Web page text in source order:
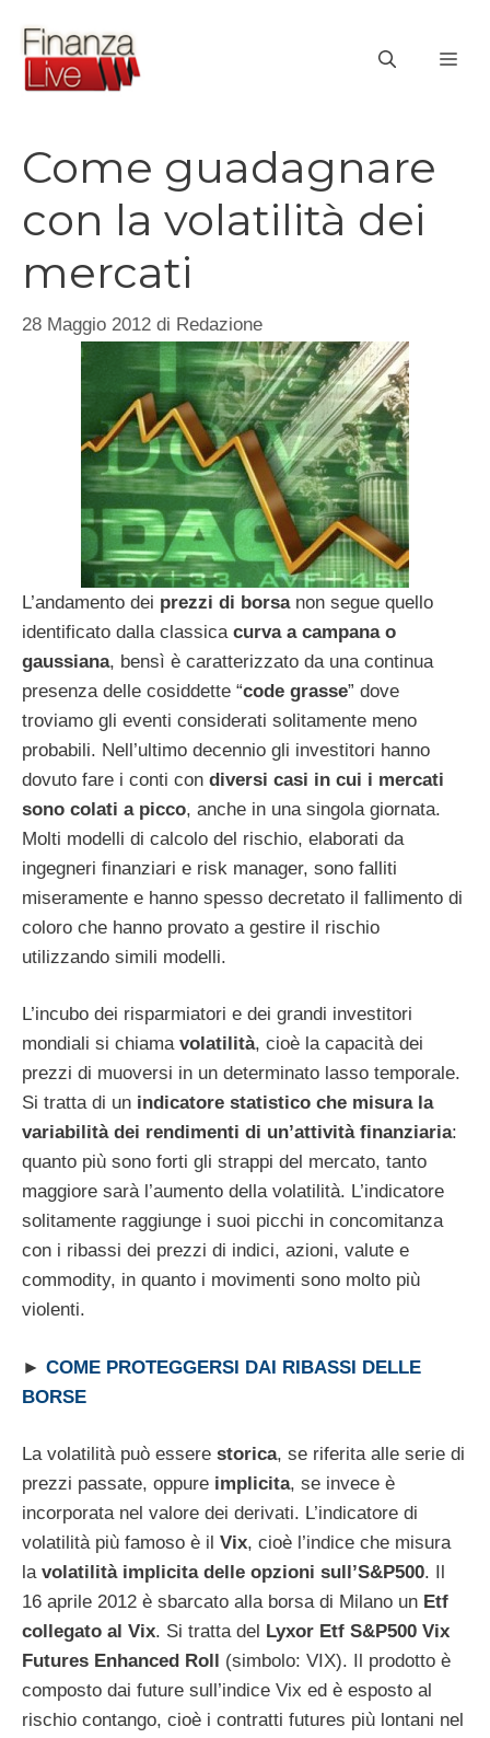
contenuto
Come guadagnare
con la volatilità dei
mercati
28 Maggio 2012 di Redazione
L’andamento dei prezzi di borsa non segue quello
identificato dalla classica curva a campana o
gaussiana, bensì è caratterizzato da una continua
presenza delle cosiddette “code grasse” dove
troviamo gli eventi considerati solitamente meno
probabili. Nell’ultimo decennio gli investitori hanno
dovuto fare i conti con diversi casi in cui i mercati
sono colati a picco, anche in una singola giornata.
Molti modelli di calcolo del rischio, elaborati da
ingegneri finanziari e risk manager, sono falliti
miseramente e hanno spesso decretato il fallimento di
coloro che hanno provato a gestire il rischio
utilizzando simili modelli.
L’incubo dei risparmiatori e dei grandi investitori
mondiali si chiama volatilità, cioè la capacità dei
prezzi di muoversi in un determinato lasso temporale.
Si tratta di un indicatore statistico che misura la
variabilità dei rendimenti di un’attività finanziaria:
quanto più sono forti gli strappi del mercato, tanto
maggiore sarà l’aumento della volatilità. L’indicatore
solitamente raggiunge i suoi picchi in concomitanza
con i ribassi dei prezzi di indici, azioni, valute e
commodity, in quanto i movimenti sono molto più
violenti.
► COME PROTEGGERSI DAI RIBASSI DELLE
BORSE
La volatilità può essere storica, se riferita alle serie di
prezzi passate, oppure implicita, se invece è
incorporata nel valore dei derivati. L’indicatore di
volatilità più famoso è il Vix, cioè l’indice che misura
la volatilità implicita delle opzioni sull’S&P500. Il
16 aprile 2012 è sbarcato alla borsa di Milano un Etf
collegato al Vix. Si tratta del
Lyxor Etf S&P500 Vix
Futures Enhanced Roll
(simbolo: VIX). Il prodotto è
composto dai future sull’indice Vix ed è esposto al
rischio contango, cioè i contratti futures più lontani nel